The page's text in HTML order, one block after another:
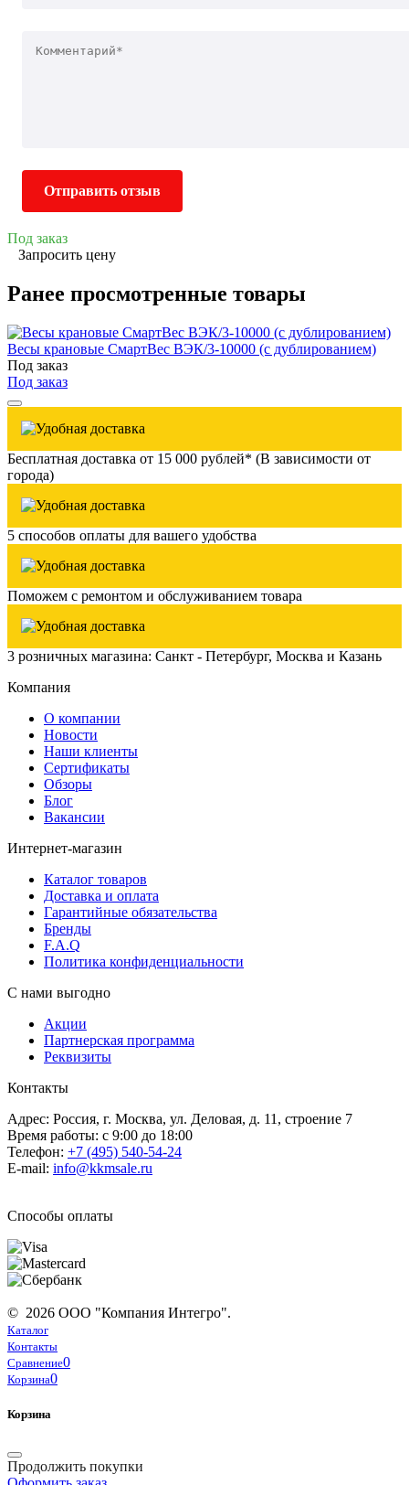
Отправить отзыв
Под заказ
Запросить цену
Ранее просмотренные товары
Весы крановые СмартВес ВЭК/3-10000 (с дублированием)
Под заказ
Под заказ
Бесплатная доставка от 15 000 рублей* (В зависимости от
города)
5 способов оплаты для вашего удобства
Поможем с ремонтом и обслуживанием товара
3 розничных магазина: Санкт - Петербург, Москва и Казань
Компания
О компании
Новости
Наши клиенты
Сертификаты
Обзоры
Блог
Вакансии
Интернет-магазин
Каталог товаров
Доставка и оплата
Гарантийные обязательства
Бренды
F.A.Q
Политика конфиденциальности
С нами выгодно
Акции
Партнерская программа
Реквизиты
Контакты
Адрес: Россия, г. Москва, ул. Деловая, д. 11, строение 7
Время работы: с 9:00 до 18:00
Телефон: +7 (495) 540-54-24
E-mail: info@kkmsale.ru
Способы оплаты
© 2026 ООО "Компания Интегро".
Каталог
Контакты
Сравнение0
Корзина0
Корзина
Продолжить покупки